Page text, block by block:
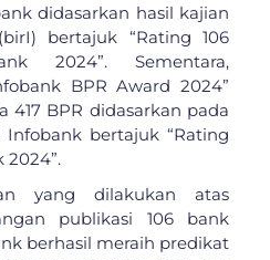
didasarkan hasil kajian
bertajuk “Rating 106
2024”. Sementara,
BPR Award 2024”
417 BPR didasarkan pada
bertajuk “Rating
2024”.
yang dilakukan atas
publikasi 106 bank
berhasil meraih predikat